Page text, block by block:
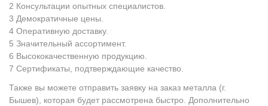
Консультации опытных специалистов.
Демократичные цены.
Оперативную доставку.
Значительный ассортимент.
Высококачественную продукцию.
Сертификаты, подтверждающие качество.
Также вы можете отправить заявку на заказ металла (г.
Бышев), которая будет рассмотрена быстро. Дополнительно